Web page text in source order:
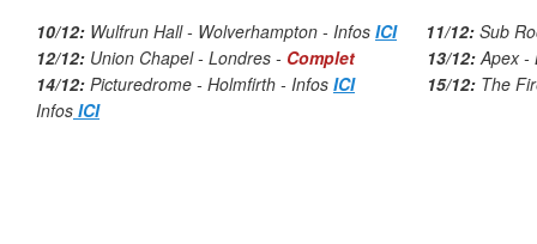
10/12: Wulfrun Hall - Wolverhampton - Infos ICI11/12: Sub
12/12: Union Chapel - Londres - Complet 13/12:Apex -
14/12: Picturedrome - Holmfirth - Infos ICI15/12: The
Infos ICI